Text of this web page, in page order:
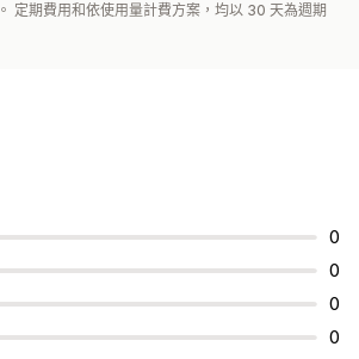
定期費用和依使用量計費方案，均以 30 天為週期
0
0
0
0